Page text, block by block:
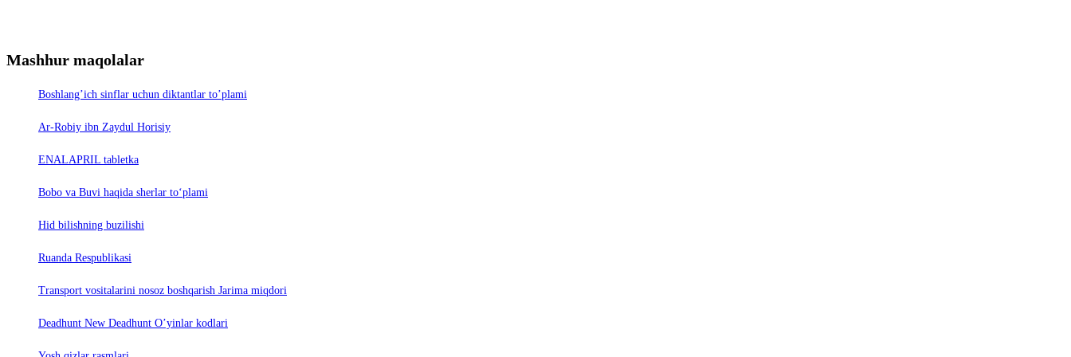
Mashhur maqolalar
Boshlang’ich sinflar uchun diktantlar to’plami
Ar-Robiy ibn Zaydul Horisiy
ENALAPRIL tabletka
Bobo va Buvi haqida sherlar to‘plami
Hid bilishning buzilishi
Ruanda Respublikasi
Trаnsport vositаlаrini nosoz boshqаrish Jаrimа miqdori
Deadhunt New Deadhunt O’yinlar kodlari